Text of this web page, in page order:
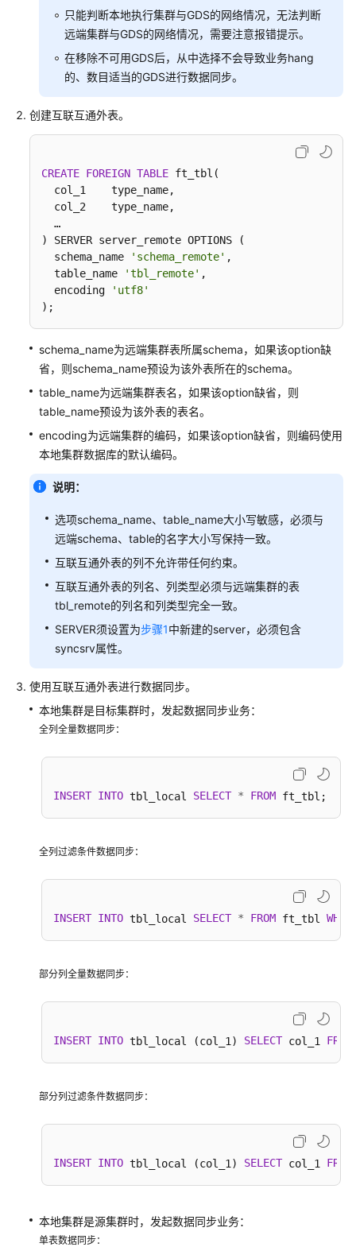
基
于
GDS
的
跨
群
互
互
通
用
开
源
Kettle
入
数
据
用
gsql
元
命
令
导
入
数
使
用
COPY
FROM
STDIN
入
数
据
跨
Hive
迁
时
数
迁
导
出
只能判断本地执行集群与GDS的网络情况，无法判断
远端集群与GDS的网络情况，需要注意报错提示。
在移除不可用GDS后，从中选择不会导致业务hang
的、数目适当的GDS进行数据同步。
创建互联互通外表。
CREATE FOREIGN TABLE ft_tbl(
  col_1    type_name,
  col_2    type_name,
  …
) SERVER server_remote OPTIONS (
  schema_name
'schema_remote' ,
  table_name
'tbl_remote' ,
  encoding
'utf8'
);
schema_name为远端集群表所属schema，如果该option缺
省，则schema_name预设为该外表所在的schema。
table_name为远端集群表名，如果该option缺省，则
table_name预设为该外表的表名。
encoding为远端集群的编码，如果该option缺省，则编码使用
本地集群数据库的默认编码。
说明：
选项schema_name、table_name大小写敏感，必须与
远端schema、table的名字大小写保持一致。
互联互通外表的列不允许带任何约束。
互联互通外表的列名、列类型必须与远端集群的表
tbl_remote的列名和列类型完全一致。
SERVER须设置为步骤1中新建的server，必须包含
syncsrv属性。
使用互联互通外表进行数据同步。
本地集群是目标集群时，发起数据同步业务：
全列全量数据同步：
INSERT INTO tbl_local SELECT * FROM
全列过滤条件数据同步：
INSERT INTO tbl_local SELECT * FROM ft_tbl
部分列全量数据同步：
INSERT INTO tbl_local (col_1) SELECT col_1 FROM
部分列过滤条件数据同步：
INSERT INTO tbl_local (col_1) SELECT col_1 FROM
本地集群是源集群时，发起数据同步业务：
单表数据同步：